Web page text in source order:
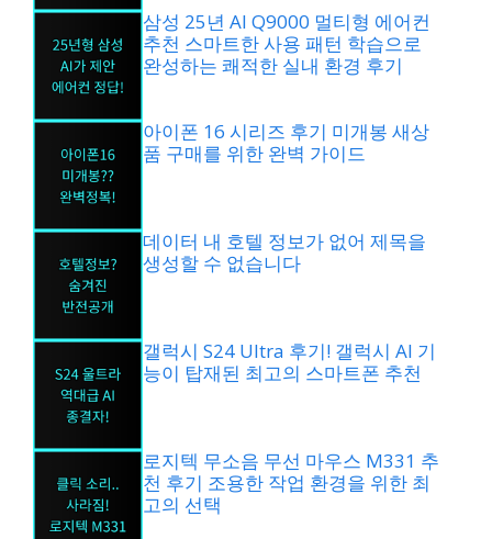
삼성 25년 AI Q9000 멀티형 에어컨
추천 스마트한 사용 패턴 학습으로
완성하는 쾌적한 실내 환경 후기
아이폰 16 시리즈 후기 미개봉 새상
품 구매를 위한 완벽 가이드
데이터 내 호텔 정보가 없어 제목을
생성할 수 없습니다
갤럭시 S24 Ultra 후기! 갤럭시 AI 기
능이 탑재된 최고의 스마트폰 추천
로지텍 무소음 무선 마우스 M331 추
천 후기 조용한 작업 환경을 위한 최
고의 선택